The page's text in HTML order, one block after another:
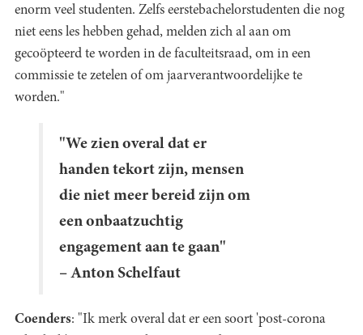
enorm veel studenten. Zelfs eerstebachelorstudenten die nog
niet eens les hebben gehad, melden zich al aan om
gecoöpteerd te worden in de faculteitsraad, om in een
commissie te zetelen of om jaarverantwoordelijke te
worden."
"We zien overal dat er
handen tekort zijn, mensen
die niet meer bereid zijn om
een onbaatzuchtig
engagement aan te gaan"
– Anton Schelfaut
Coenders: "Ik merk overal dat er een soort 'post-corona